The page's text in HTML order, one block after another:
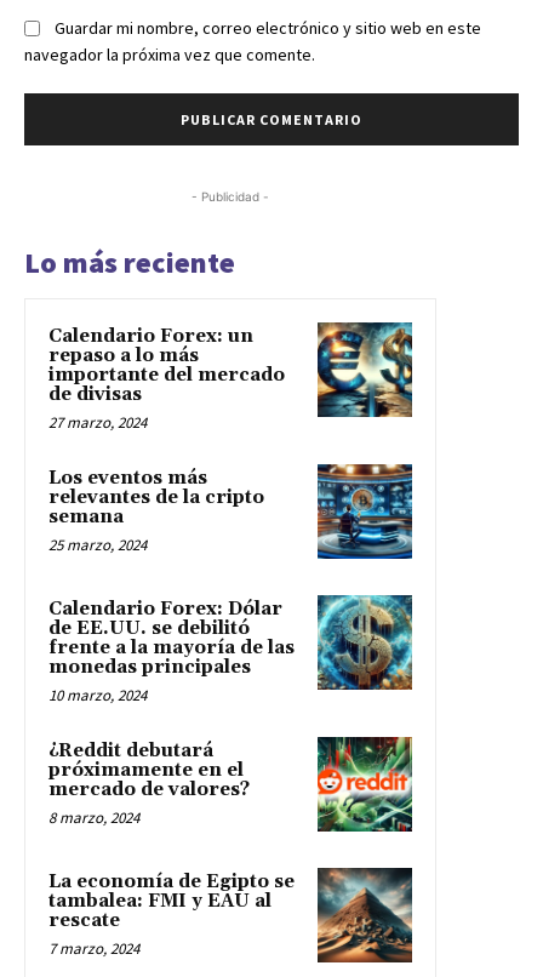
Guardar mi nombre, correo electrónico y sitio web en este
navegador la próxima vez que comente.
- Publicidad -
Lo más reciente
Calendario Forex: un
repaso a lo más
importante del mercado
de divisas
27 marzo, 2024
Los eventos más
relevantes de la cripto
semana
25 marzo, 2024
Calendario Forex: Dólar
de EE.UU. se debilitó
frente a la mayoría de las
monedas principales
10 marzo, 2024
¿Reddit debutará
próximamente en el
mercado de valores?
8 marzo, 2024
La economía de Egipto se
tambalea: FMI y EAU al
rescate
7 marzo, 2024